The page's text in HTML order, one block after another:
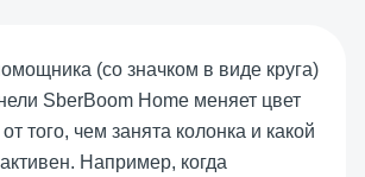
SberBoom Home меняет цвет
того, чем занята колонка и какой
Например, когда